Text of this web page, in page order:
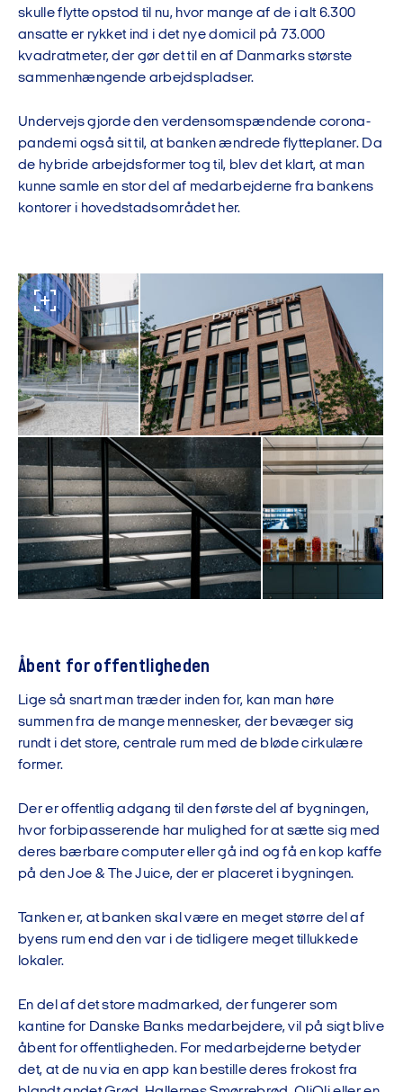
skulle flytte opstod til nu, hvor mange af de i alt 6.300
ansatte er rykket ind i det nye domicil på 73.000
kvadratmeter, der gør det til en af Danmarks største
sammenhængende arbejdspladser.
Undervejs gjorde den verdensomspændende corona-
pandemi også sit til, at banken ændrede flytteplaner. Da
de hybride arbejdsformer tog til, blev det klart, at man
kunne samle en stor del af medarbejderne fra bankens
kontorer i hovedstadsområdet her.
Åbent for offentligheden
Lige så snart man træder inden for, kan man høre
summen fra de mange mennesker, der bevæger sig
rundt i det store, centrale rum med de bløde cirkulære
former.
Der er offentlig adgang til den første del af bygningen,
hvor forbipasserende har mulighed for at sætte sig med
deres bærbare computer eller gå ind og få en kop kaffe
på den Joe & The Juice, der er placeret i bygningen.
Tanken er, at banken skal være en meget større del af
byens rum end den var i de tidligere meget tillukkede
lokaler.
En del af det store madmarked, der fungerer som
kantine for Danske Banks medarbejdere, vil på sigt blive
åbent for offentligheden. For medarbejderne betyder
det, at de nu via en app kan bestille deres frokost fra